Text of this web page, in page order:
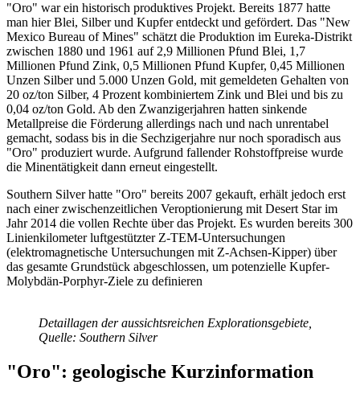
"Oro" war ein historisch produktives Projekt. Bereits 1877 hatte
man hier Blei, Silber und Kupfer entdeckt und gefördert. Das "New
Mexico Bureau of Mines" schätzt die Produktion im Eureka-Distrikt
zwischen 1880 und 1961 auf 2,9 Millionen Pfund Blei, 1,7
Millionen Pfund Zink, 0,5 Millionen Pfund Kupfer, 0,45 Millionen
Unzen Silber und 5.000 Unzen Gold, mit gemeldeten Gehalten von
20 oz/ton Silber, 4 Prozent kombiniertem Zink und Blei und bis zu
0,04 oz/ton Gold. Ab den Zwanzigerjahren hatten sinkende
Metallpreise die Förderung allerdings nach und nach unrentabel
gemacht, sodass bis in die Sechzigerjahre nur noch sporadisch aus
"Oro" produziert wurde. Aufgrund fallender Rohstoffpreise wurde
die Minentätigkeit dann erneut eingestellt.
Southern Silver hatte "Oro" bereits 2007 gekauft, erhält jedoch erst
nach einer zwischenzeitlichen Veroptionierung mit Desert Star im
Jahr 2014 die vollen Rechte über das Projekt. Es wurden bereits 300
Linienkilometer luftgestützter Z-TEM-Untersuchungen
(elektromagnetische Untersuchungen mit Z-Achsen-Kipper) über
das gesamte Grundstück abgeschlossen, um potenzielle Kupfer-
Molybdän-Porphyr-Ziele zu definieren
Detaillagen der aussichtsreichen Explorationsgebiete,
Quelle: Southern Silver
"Oro": geologische Kurzinformation